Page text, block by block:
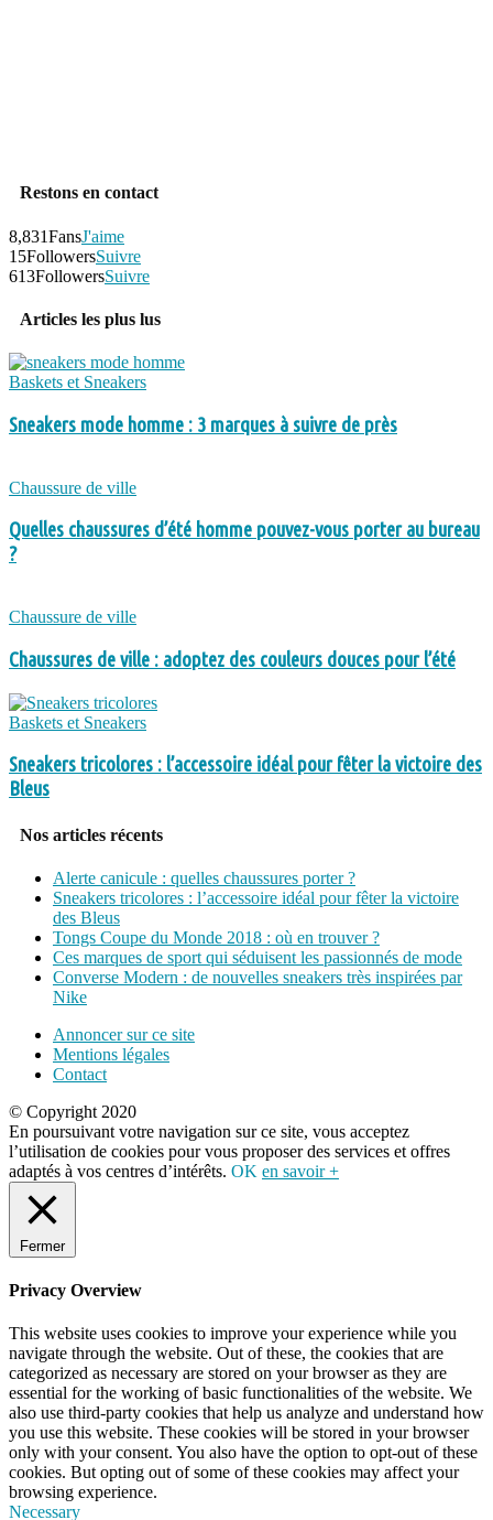
Restons en contact
8,831FansJ'aime
15FollowersSuivre
613FollowersSuivre
Articles les plus lus
Baskets et Sneakers
Sneakers mode homme : 3 marques à suivre de près
Chaussure de ville
Quelles chaussures d’été homme pouvez-vous porter au bureau
?
Chaussure de ville
Chaussures de ville : adoptez des couleurs douces pour l’été
Baskets et Sneakers
Sneakers tricolores : l’accessoire idéal pour fêter la victoire des
Bleus
Nos articles récents
Alerte canicule : quelles chaussures porter ?
Sneakers tricolores : l’accessoire idéal pour fêter la victoire
des Bleus
Tongs Coupe du Monde 2018 : où en trouver ?
Ces marques de sport qui séduisent les passionnés de mode
Converse Modern : de nouvelles sneakers très inspirées par
Nike
Annoncer sur ce site
Mentions légales
Contact
© Copyright 2020
En poursuivant votre navigation sur ce site, vous acceptez
l’utilisation de cookies pour vous proposer des services et offres
adaptés à vos centres d’intérêts. OK en savoir +
Fermer
Privacy Overview
This website uses cookies to improve your experience while you
navigate through the website. Out of these, the cookies that are
categorized as necessary are stored on your browser as they are
essential for the working of basic functionalities of the website. We
also use third-party cookies that help us analyze and understand how
you use this website. These cookies will be stored in your browser
only with your consent. You also have the option to opt-out of these
cookies. But opting out of some of these cookies may affect your
browsing experience.
Necessary